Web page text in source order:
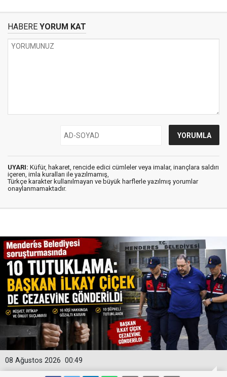
HABERE YORUM KAT
UYARI: Küfür, hakaret, rencide edici cümleler veya imalar, inançlara saldırı
içeren, imla kuralları ile yazılmamış,
Türkçe karakter kullanılmayan ve büyük harflerle yazılmış yorumlar
onaylanmamaktadır.
00:49
08 Ağustos 2026